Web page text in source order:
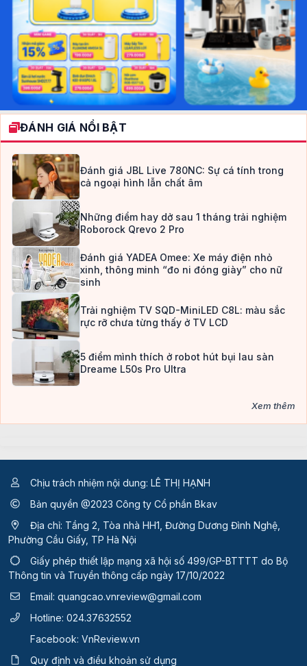
ĐÁNH GIÁ NỔI BẬT
Đánh giá JBL Live 780NC: Sự cá tính trong
cả ngoại hình lẫn chất âm
Những điểm hay dở sau 1 tháng trải nghiệm
Roborock Qrevo 2 Pro
Đánh giá YADEA Omee: Xe máy điện nhỏ
xinh, thông minh “đo ni đóng giày” cho nữ
sinh
Trải nghiệm TV SQD-MiniLED C8L: màu sắc
rực rỡ chưa từng thấy ở TV LCD
5 điểm mình thích ở robot hút bụi lau sàn
Dreame L50s Pro Ultra
Xem thêm
Chịu trách nhiệm nội dung: LÊ THỊ HẠNH
Bản quyền @2023 Công ty Cổ phần Bkav
Địa chỉ: Tầng 2, Tòa nhà HH1, Đường Dương Đình Nghệ,
Phường Cầu Giấy, TP Hà Nội
Giấy phép thiết lập mạng xã hội số 499/GP-BTTTT do Bộ
Thông tin và Truyền thông cấp ngày 17/10/2022
Email: quangcao.vnreview@gmail.com
Hotline: 024.37632552
Facebook: VnReview.vn
Quy định và điều khoản sử dụng